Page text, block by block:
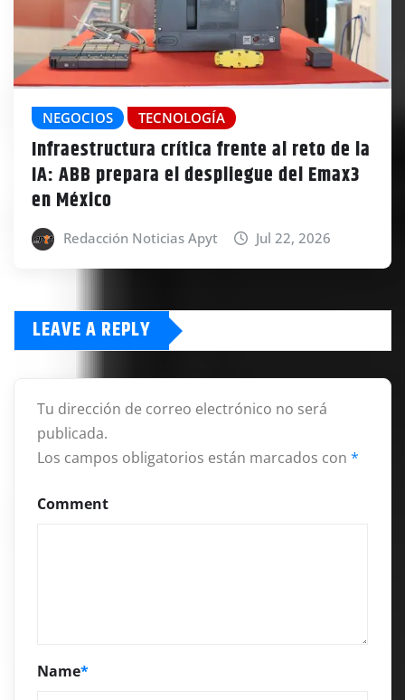
NEGOCIOS TECNOLOGÍA
Infraestructura crítica frente al reto de la
IA: ABB prepara el despliegue del Emax3
en México
Redacción Noticias Apyt Jul 22, 2026
LEAVE A REPLY
Tu dirección de correo electrónico no será
publicada.
Los campos obligatorios están marcados con *
Comment
Name*